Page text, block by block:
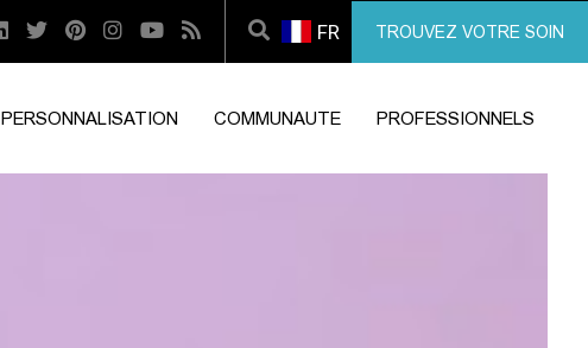
FR TROUVEZ VOTRE SOIN
PERSONNALISATION COMMUNAUTE PROFESSIONNELS